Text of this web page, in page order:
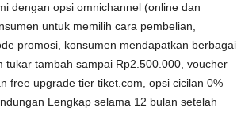
dengan opsi omnichannel (online dan
untuk memilih cara pembelian,
promosi, konsumen mendapatkan berbagai
tambah sampai Rp2.500.000, voucher
free upgrade tier tiket.com, opsi cicilan 0%
Lengkap selama 12 bulan setelah